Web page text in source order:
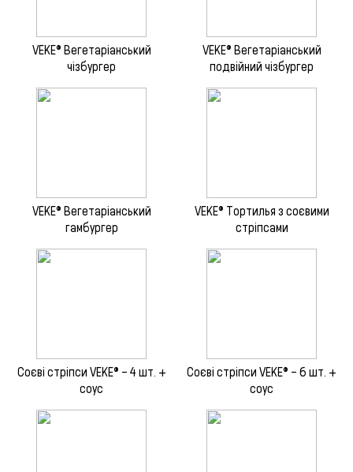
VEKE® Вегетаріанський
чізбургер
VEKE® Вегетаріанський
подвійний чізбургер
VEKE® Вегетаріанський
гамбургер
VEKE® Тортилья з соєвими
стріпсами
Соєві стріпси VEKE® – 4 шт. +
соус
Соєві стріпси VEKE® – 6 шт. +
соус